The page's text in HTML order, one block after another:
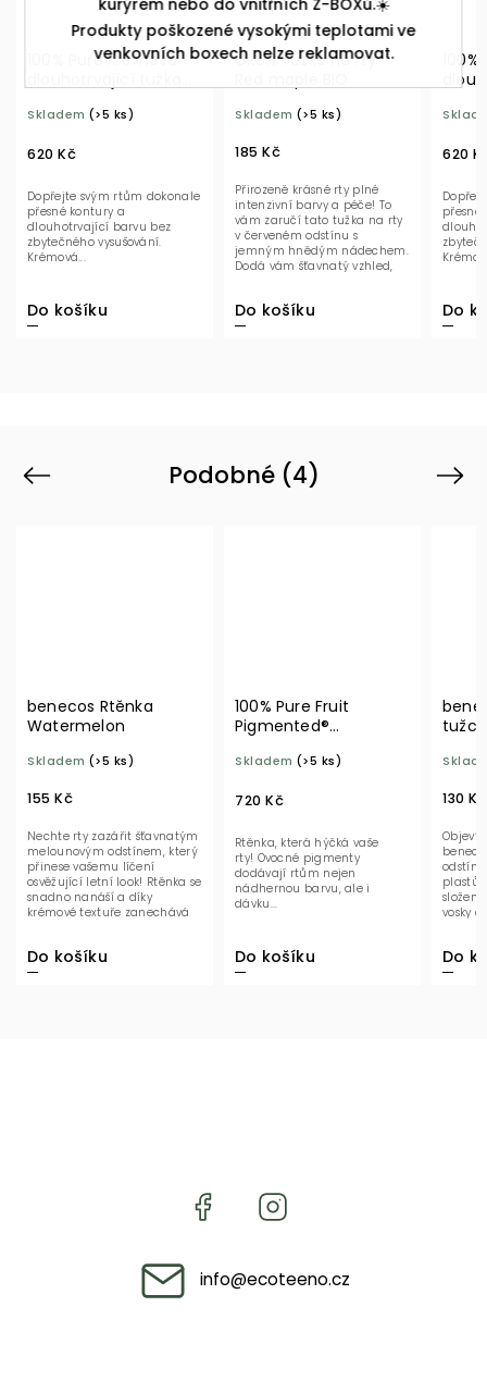
Produkty poškozené vysokými teplotami ve
venkovních boxech nelze reklamovat.
100% Pure Krémová
Skladem (>5 ks)
620 Kč
Do košíku
Dopřejte svým rtům dokonale
přesné kontury a
dlouhotrvající barvu bez
zbytečného vysušování.
Krémová...
GRoN Tužka na rty
Skladem (>5 ks)
185 Kč
Do košíku
Přirozeně krásné rty plné
intenzivní barvy a péče! To
vám zaručí tato tužka na rty
v červeném odstínu s
jemným hnědým nádechem.
Dodá vám šťavnatý vzhled,
620
Do
přesné
Podobné (4)
Previous
benecos Rtěnka
Watermelon
Skladem (>5 ks)
155 Kč
Do košíku
Nechte rty zazářit šťavnatým
melounovým odstínem, který
přinese vašemu líčení
osvěžující letní look! Rtěnka se
snadno nanáší a díky
krémové textuře zanechává
100% Pure Fruit
Pigmented®
Rosehip
Skladem (>5 ks)
720 Kč
Do košíku
Rtěnka, která hýčká vaše
rty! Ovocné pigmenty
dodávají rtům nejen
nádhernou barvu, ale i
dávku...
130 Kč
Do
plastů!
složení
vosky
Next
info@ecoteeno.cz